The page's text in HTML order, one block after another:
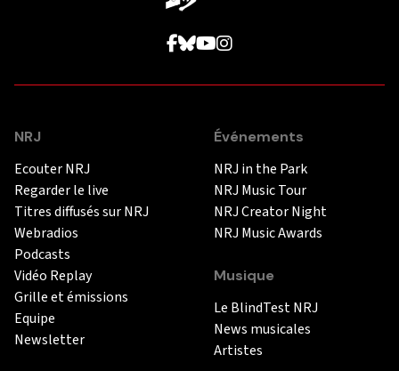
NRJ
Ecouter NRJ
Regarder le live
Titres diffusés sur NRJ
Webradios
Podcasts
Vidéo Replay
Grille et émissions
Equipe
Newsletter
Événements
NRJ in the Park
NRJ Music Tour
NRJ Creator Night
NRJ Music Awards
Musique
Le BlindTest NRJ
News musicales
Artistes